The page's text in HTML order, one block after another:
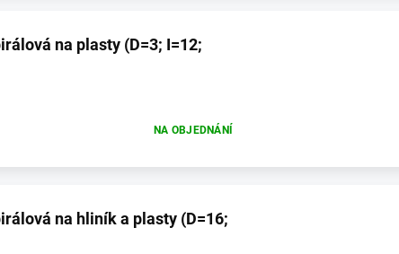
na plasty (D=3; I=12;
NA OBJEDNÁNÍ
na hliník a plasty (D=16;